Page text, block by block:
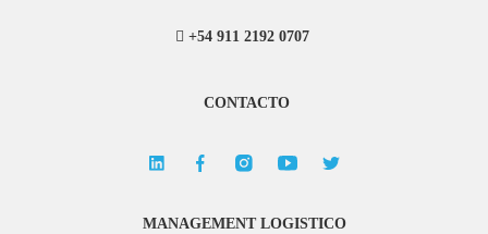
+54 911 2192 0707
CONTACTO
MANAGEMENT LOGISTICO